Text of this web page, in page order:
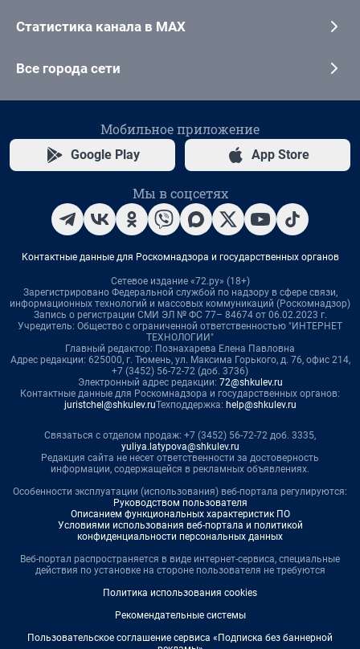
Статистика канала в MAX
Все города сети
Мобильное приложение
Google Play App Store
Мы в соцсетях
Контактные данные для Роскомнадзора и государственных органов
Сетевое издание «72.ру» (18+)
Зарегистрировано Федеральной службой по надзору в сфере связи,
информационных технологий и массовых коммуникаций (Роскомнадзор)
Запись о регистрации СМИ ЭЛ № ФС 77– 84674 от 06.02.2023 г.
Учредитель: Общество с ограниченной ответственностью "ИНТЕРНЕТ
ТЕХНОЛОГИИ"
Главный редактор: Познахарева Елена Павловна
Адрес редакции: 625000, г. Тюмень, ул. Максима Горького, д. 76, офис 214,
+7 (3452) 56-72-72 (доб. 3736)
Электронный адрес редакции: 72@shkulev.ru
Контактные данные для Роскомнадзора и государственных органов:
juristchel@shkulev.ruТехподдержка: help@shkulev.ru
Связаться с отделом продаж: +7 (3452) 56-72-72 доб. 3335,
yuliya.latypova@shkulev.ru
Редакция сайта не несет ответственности за достоверность
информации, содержащейся в рекламных объявлениях.
Особенности эксплуатации (использования) веб-портала регулируются:
Руководством пользователя
Описанием функциональных характеристик ПО
Условиями использования веб-портала и политикой
конфиденциальности персональных данных
Веб-портал распространяется в виде интернет-сервиса, специальные
действия по установке на стороне пользователя не требуются
Политика использования cookies
Рекомендательные системы
Пользовательское соглашение сервиса «Подписка без баннерной